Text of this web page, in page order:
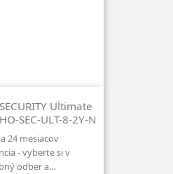
Ultimate
SEC-ULT-8-2Y-N
24 mesiacov
- vyberte si v
odber a...